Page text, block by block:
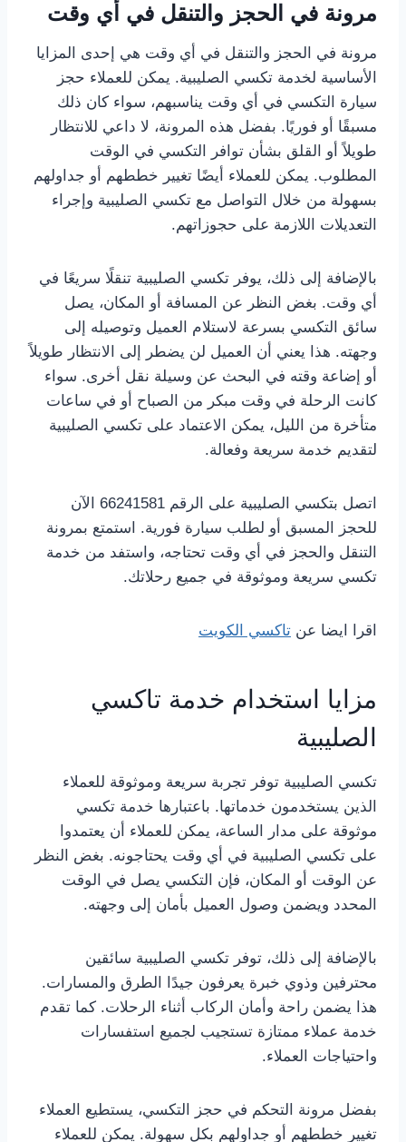
مرونة في الحجز والتنقل في أي وقت
مرونة في الحجز والتنقل في أي وقت هي إحدى المزايا
الأساسية لخدمة تكسي الصليبية. يمكن للعملاء حجز
سيارة التكسي في أي وقت يناسبهم، سواء كان ذلك
مسبقًا أو فوريًا. بفضل هذه المرونة، لا داعي للانتظار
طويلاً أو القلق بشأن توافر التكسي في الوقت
المطلوب. يمكن للعملاء أيضًا تغيير خططهم أو جداولهم
بسهولة من خلال التواصل مع تكسي الصليبية وإجراء
التعديلات اللازمة على حجوزاتهم.
بالإضافة إلى ذلك، يوفر تكسي الصليبية تنقلًا سريعًا في
أي وقت. بغض النظر عن المسافة أو المكان، يصل
سائق التكسي بسرعة لاستلام العميل وتوصيله إلى
وجهته. هذا يعني أن العميل لن يضطر إلى الانتظار طويلاً
أو إضاعة وقته في البحث عن وسيلة نقل أخرى. سواء
كانت الرحلة في وقت مبكر من الصباح أو في ساعات
متأخرة من الليل، يمكن الاعتماد على تكسي الصليبية
لتقديم خدمة سريعة وفعالة.
اتصل بتكسي الصليبية على الرقم 66241581 الآن
للحجز المسبق أو لطلب سيارة فورية. استمتع بمرونة
التنقل والحجز في أي وقت تحتاجه، واستفد من خدمة
تكسي سريعة وموثوقة في جميع رحلاتك.
اقرا ايضا عن تاكسي الكويت
مزايا استخدام خدمة تاكسي
الصليبية
تكسي الصليبية توفر تجربة سريعة وموثوقة للعملاء
الذين يستخدمون خدماتها. باعتبارها خدمة تكسي
موثوقة على مدار الساعة، يمكن للعملاء أن يعتمدوا
على تكسي الصليبية في أي وقت يحتاجونه. بغض النظر
عن الوقت أو المكان، فإن التكسي يصل في الوقت
المحدد ويضمن وصول العميل بأمان إلى وجهته.
بالإضافة إلى ذلك، توفر تكسي الصليبية سائقين
محترفين وذوي خبرة يعرفون جيدًا الطرق والمسارات.
هذا يضمن راحة وأمان الركاب أثناء الرحلات. كما تقدم
خدمة عملاء ممتازة تستجيب لجميع استفسارات
واحتياجات العملاء.
بفضل مرونة التحكم في حجز التكسي، يستطيع العملاء
تغيير خططهم أو جداولهم بكل سهولة. يمكن للعملاء